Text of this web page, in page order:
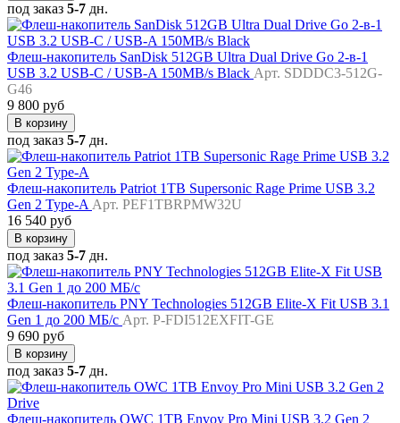
под заказ 5-7 дн.
Флеш-накопитель SanDisk 512GB Ultra Dual Drive Go 2-в-1
USB 3.2 USB-C / USB-A 150MB/s Black Арт. SDDDC3-512G-
G46
9 800 руб
В корзину
под заказ 5-7 дн.
Флеш-накопитель Patriot 1TB Supersonic Rage Prime USB 3.2
Gen 2 Type-A Арт. PEF1TBRPMW32U
16 540 руб
В корзину
под заказ 5-7 дн.
Флеш-накопитель PNY Technologies 512GB Elite-X Fit USB 3.1
Gen 1 до 200 МБ/с Арт. P-FDI512EXFIT-GE
9 690 руб
В корзину
под заказ 5-7 дн.
Флеш-накопитель OWC 1TB Envoy Pro Mini USB 3.2 Gen 2